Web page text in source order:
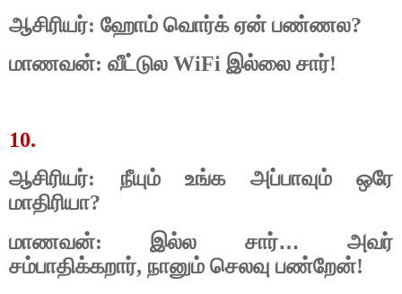
ஆசிரியர்: ஹோம் வொர்க் ஏன் பண்ணல?
மாணவன்: வீட்டுல WiFi இல்லை சார்!
10.
ஆசிரியர்: நீயும் உங்க அப்பாவும் ஒரே
மாதிரியா?
மாணவன்: இல்ல சார்… அவர்
சம்பாதிக்கறார், நானும் செலவு பண்றேன்!